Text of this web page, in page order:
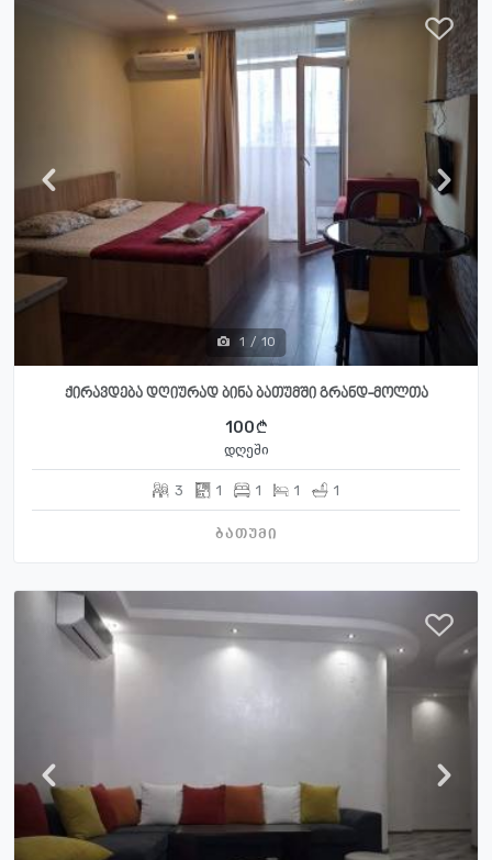
1 / 10
ქირავდება დღიურად ბინა ბათუმში გრანდ-მოლთა
100
დღეში
3 1 1 1 1
ბათუმი